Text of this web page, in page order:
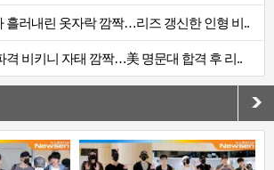
흘러내린 옷자락 깜짝…리즈 갱신한 인형 비..
격 비키니 자태 깜짝…美 명문대 합격 후 리..